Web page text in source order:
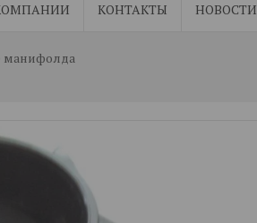
КОНТАКТЫ НОВОСТИ
манифолда